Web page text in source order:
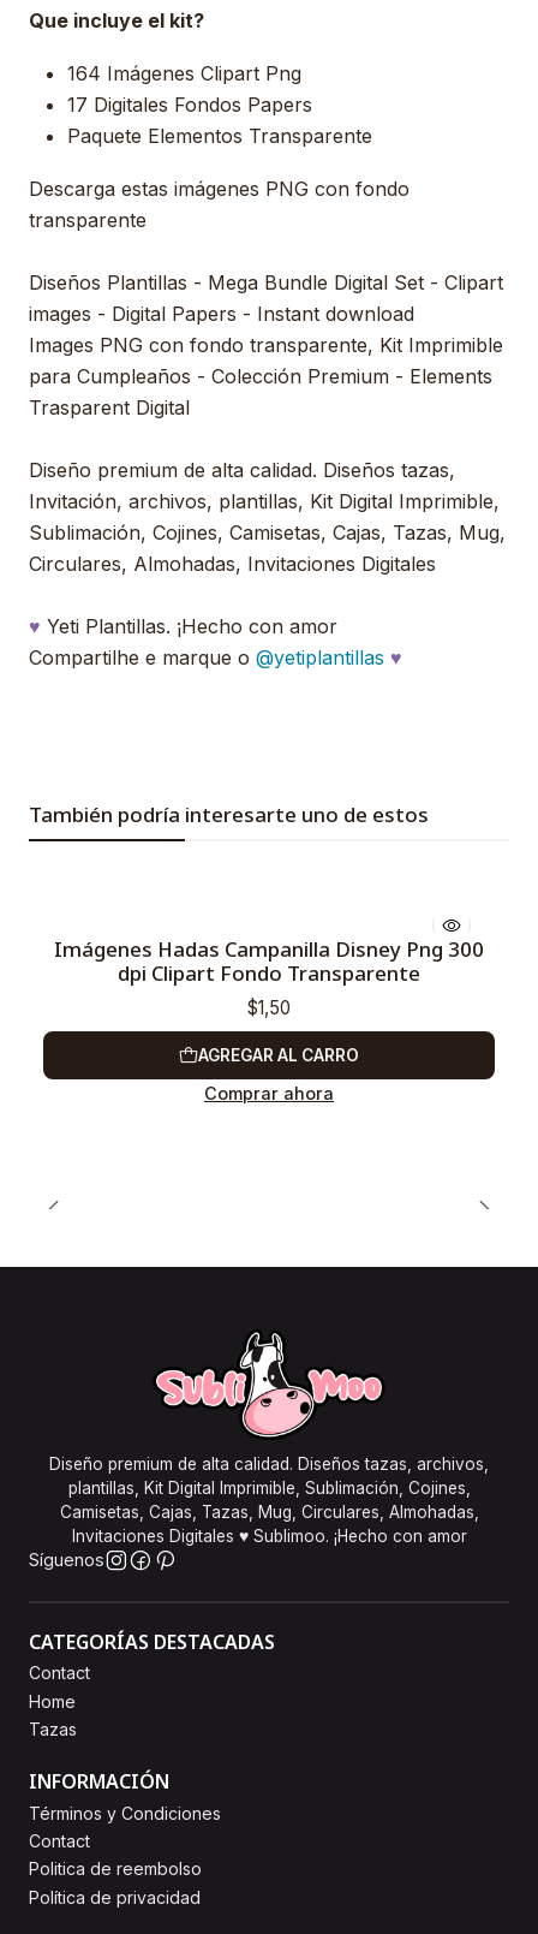
Que incluye el kit?
164 Imágenes Clipart Png
17 Digitales Fondos Papers
Paquete Elementos Transparente
Descarga estas imágenes PNG con fondo
transparente
Diseños Plantillas - Mega Bundle Digital Set - Clipart
images - Digital Papers - Instant download
Images PNG con fondo transparente, Kit Imprimible
para Cumpleaños - Colección Premium - Elements
Trasparent Digital
Diseño premium de alta calidad. Diseños tazas,
Invitación, archivos, plantillas, Kit Digital Imprimible,
Sublimación, Cojines, Camisetas, Cajas, Tazas, Mug,
Circulares, Almohadas, Invitaciones Digitales
♥ Yeti Plantillas. ¡Hecho con amor
Compartilhe e marque o @yetiplantillas ♥
También podría interesarte uno de estos
Imágenes Hadas Campanilla Disney Png 300
dpi Clipart Fondo Transparente
$1,50
AGREGAR AL CARRO
Comprar ahora
Diseño premium de alta calidad. Diseños tazas, archivos,
plantillas, Kit Digital Imprimible, Sublimación, Cojines,
Camisetas, Cajas, Tazas, Mug, Circulares, Almohadas,
Invitaciones Digitales ♥ Sublimoo. ¡Hecho con amor
Síguenos
CATEGORÍAS DESTACADAS
Contact
Home
Tazas
INFORMACIÓN
Términos y Condiciones
Contact
Politica de reembolso
Política de privacidad